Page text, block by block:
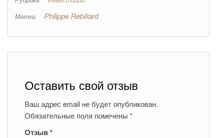
Метки
Philippe Rebillard
Оставить свой отзыв
Ваш адрес email не будет опубликован.
Обязательные поля помечены *
Отзыв*